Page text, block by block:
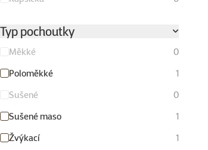
Typ pochoutky
Měkké
0
Poloměkké
1
Sušené
0
Sušené maso
1
Žvýkací
1